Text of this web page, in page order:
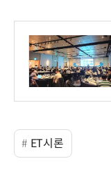
ET시론